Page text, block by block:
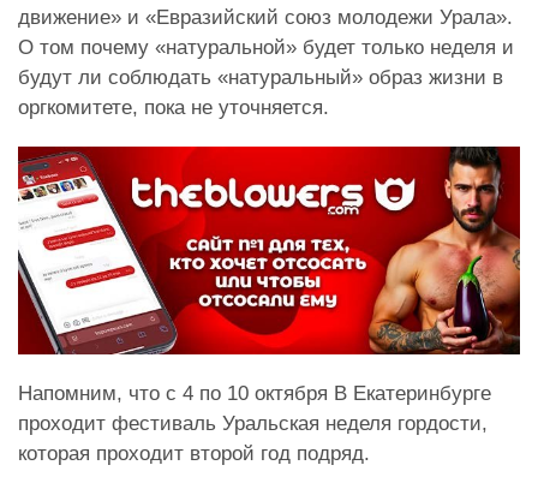
движение» и «Евразийский союз молодежи Урала».
О том почему «натуральной» будет только неделя и
будут ли соблюдать «натуральный» образ жизни в
оргкомитете, пока не уточняется.
Напомним, что с 4 по 10 октября В Екатеринбурге
проходит фестиваль Уральская неделя гордости,
которая проходит второй год подряд.